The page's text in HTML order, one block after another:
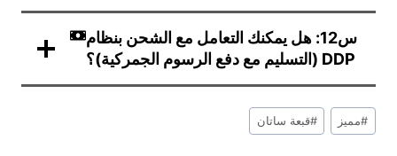
س12: هل يمكنك التعامل مع الشحن بنظام
DDP (التسليم مع دفع الرسوم الجمركية)؟
علامات
التدوينة:
#مميز #قبعة ساتان